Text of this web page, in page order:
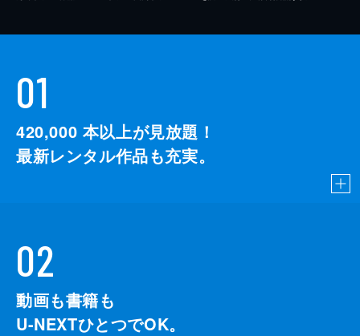
01
420,000 本以上が見放題！
最新レンタル作品も充実。
02
動画も書籍も
U-NEXTひとつでOK。